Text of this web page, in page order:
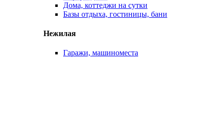
Дома, коттеджи на сутки
Базы отдыха, гостиницы, бани
Нежилая
Гаражи, машиноместа